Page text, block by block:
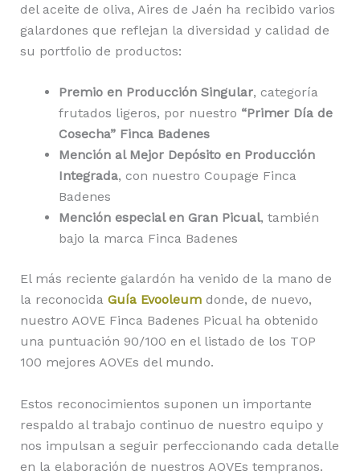
del aceite de oliva, Aires de Jaén ha recibido varios
galardones que reflejan la diversidad y calidad de
su portfolio de productos:
Premio en Producción Singular, categoría
frutados ligeros, por nuestro “Primer Día de
Cosecha” Finca Badenes
Mención al Mejor Depósito en Producción
Integrada, con nuestro Coupage Finca
Badenes
Mención especial en Gran Picual, también
bajo la marca Finca Badenes
El más reciente galardón ha venido de la mano de
la reconocida Guía Evooleumdonde, de nuevo,
nuestro AOVE Finca Badenes Picual ha obtenido
una puntuación 90/100 en el listado de los TOP
100 mejores AOVEs del mundo.
Estos reconocimientos suponen un importante
respaldo al trabajo continuo de nuestro equipo y
nos impulsan a seguir perfeccionando cada detalle
en la elaboración de nuestros AOVEs tempranos.